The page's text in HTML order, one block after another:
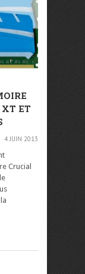
ET
4 JUIN 2013
Crucial